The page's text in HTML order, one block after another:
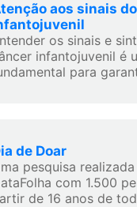
aos sinais
os sinais e
infantojuvenil é
para
de Doar
pesquisa
com 1.500
de 16 anos de